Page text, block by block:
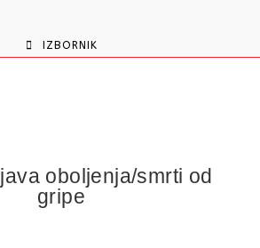
IZBORNIK
oboljenja/smrti od
gripe